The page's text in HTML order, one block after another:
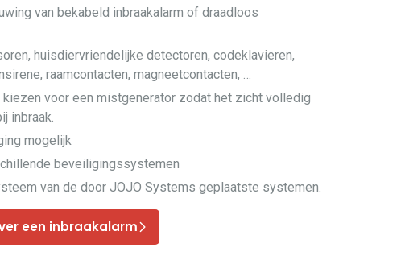
van bekabeld inbraakalarm of draadloos
huisdiervriendelijke detectoren, codeklavieren,
raamcontacten, magneetcontacten, …
voor een mistgenerator zodat het zicht volledig
inbraak.
mogelijk
beveiligingssystemen
van de door JOJO Systems geplaatste systemen.
een inbraakalarm